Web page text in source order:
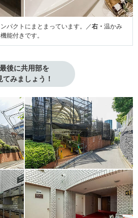
パクトにまとまっています。／右・ 温かみ
能付きです。
最後に共用部を
てみましょう！